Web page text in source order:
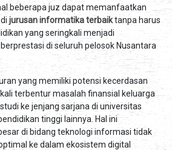
beberapa juz dapat memanfaatkan
jurusan informatika terbaiktanpa harus
yang seringkali menjadi
di seluruh pelosok Nusantara
yang memiliki potensi kecerdasan
terbentur masalah finansial keluarga
ke jenjang sarjana di universitas
tinggi lainnya. Hal ini
di bidang teknologi informasi tidak
ke dalam ekosistem digital